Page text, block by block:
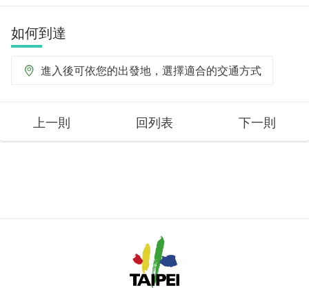
如何到達
進入後可依您的出發地，選擇適合的交通方式
上一則 回列表 下一則